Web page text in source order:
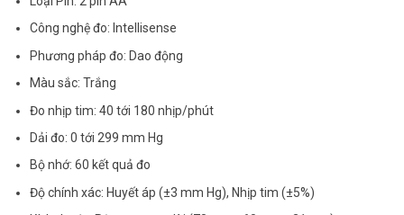
Công nghệ đo: Intellisense
Phương pháp đo: Dao động
Màu sắc: Trắng
Đo nhịp tim: 40 tới 180 nhịp/phút
Dải đo: 0 tới 299 mm Hg
Bộ nhớ: 60 kết quả đo
Độ chính xác: Huyết áp (±3 mm Hg), Nhịp tim (±5%)